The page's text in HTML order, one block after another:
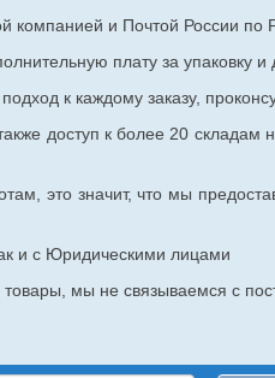
компанией и Почтой России
плату за упаковку и
к каждому заказу,
доступ к более 20
это значит, что мы
и с Юридическими лицами
мы не связываемся с